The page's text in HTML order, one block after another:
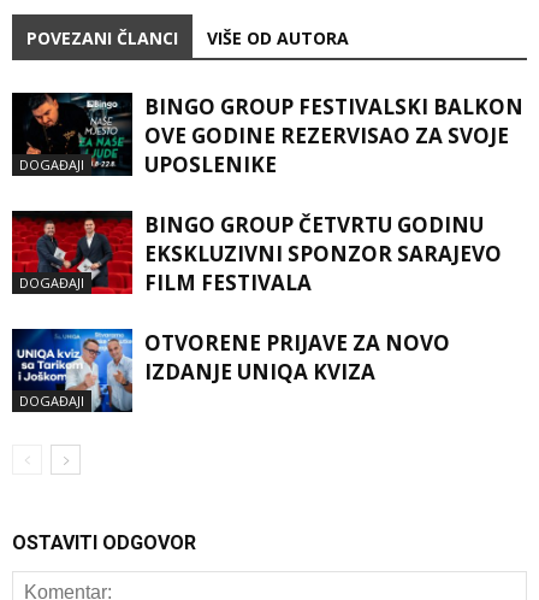
POVEZANI ČLANCI VIŠE OD AUTORA
DOGAĐAJI
BINGO GROUP FESTIVALSKI BALKON
OVE GODINE REZERVISAO ZA SVOJE
UPOSLENIKE
DOGAĐAJI
BINGO GROUP ČETVRTU GODINU
EKSKLUZIVNI SPONZOR SARAJEVO
FILM FESTIVALA
DOGAĐAJI
OTVORENE PRIJAVE ZA NOVO
IZDANJE UNIQA KVIZA
OSTAVITI ODGOVOR